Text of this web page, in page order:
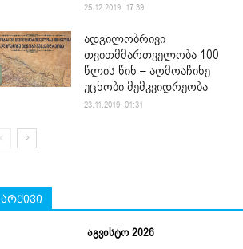
25.12.2019. 17:39
ადგილობრივი
თვითმმართველობა 100
წლის წინ – აღმოაჩინე
უცნობი მემკვიდრეობა
23.11.2019. 01:31
არქივი
აგვისტო 2026